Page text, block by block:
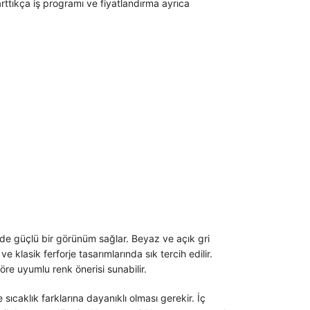
iş programı ve fiyatlandırma ayrıca
güçlü bir görünüm sağlar. Beyaz ve açık gri
klasik ferforje tasarımlarında sık tercih edilir.
uyumlu renk önerisi sunabilir.
farklarına dayanıklı olması gerekir. İç